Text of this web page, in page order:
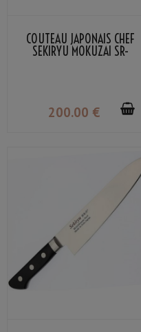
COUTEAU JAPONAIS CHEF
SEKIRYU MOKUZAI SR-
200.00 €